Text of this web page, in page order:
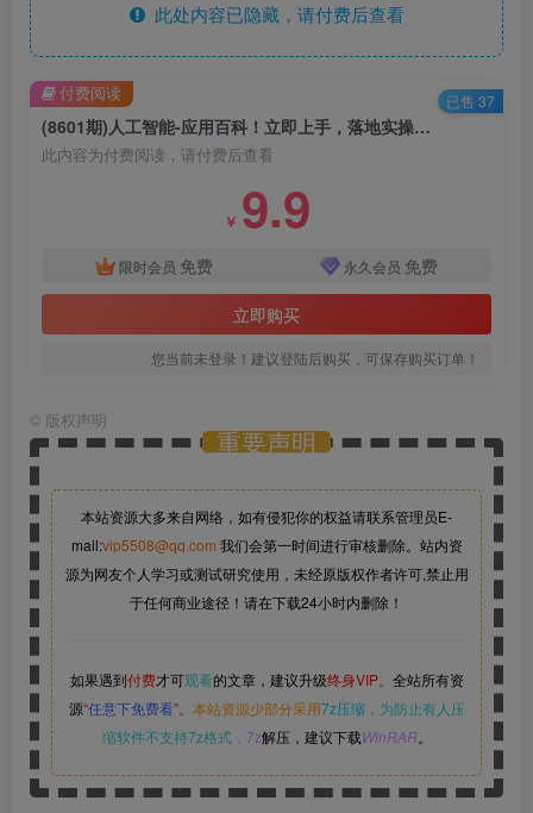
此处内容已隐藏，请付费后查看
(8601期)人工智能-应用百科！立即上手，落地实操！数十倍提升工作学习效率
此内容为付费阅读，请付费后查看
￥ 9.9
限时会员 免费 永久会员 免费
立即购买
您当前未登录！建议登陆后购买，可保存购买订单！
付费阅读 已售 37
© 版权声明
重要声明
本站资源大多来自网络，如有侵犯你的权益请联系管理员E-
mail:vip5508@qq.com 我们会第一时间进行审核删除。站内资
源为网友个人学习或测试研究使用，未经原版权作者许可,禁止用
于任何商业途径！请在下载24小时内删除！
如果遇到付费才可观看的文章，建议升级终身VIP。 全站所有资
源“任意下免费看”。 本站资源少部分采用7z压缩， 为防止有人压
缩软件不支持7z格式，7z解压，建议下载WinRAR。